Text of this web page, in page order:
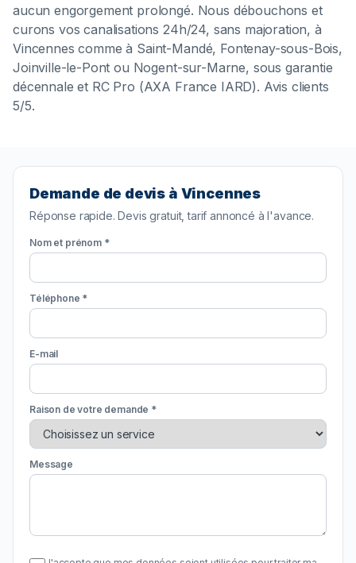
aucun engorgement prolongé. Nous débouchons et
curons vos canalisations 24h/24, sans majoration, à
Vincennes comme à Saint-Mandé, Fontenay-sous-Bois,
Joinville-le-Pont ou Nogent-sur-Marne, sous garantie
décennale et RC Pro (AXA France IARD). Avis clients
5/5.
Demande de devis à Vincennes
Réponse rapide. Devis gratuit, tarif annoncé à l'avance.
Nom et prénom *
Téléphone *
E-mail
Raison de votre demande *
Message